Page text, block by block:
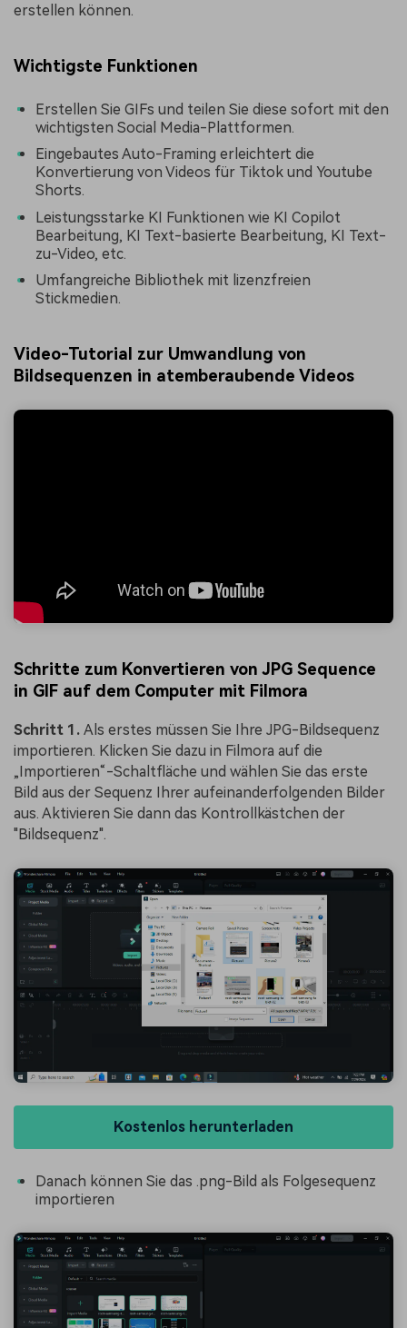
erstellen können.
Wichtigste Funktionen
Erstellen Sie GIFs und teilen Sie diese sofort mit den
wichtigsten Social Media-Plattformen.
Eingebautes Auto-Framing erleichtert die
Konvertierung von Videos für Tiktok und Youtube
Shorts.
Leistungsstarke KI Funktionen wie KI Copilot
Bearbeitung, KI Text-basierte Bearbeitung, KI Text-
zu-Video, etc.
Umfangreiche Bibliothek mit lizenzfreien
Stickmedien.
Video-Tutorial zur Umwandlung von
Bildsequenzen in atemberaubende Videos
Schritte zum Konvertieren von JPG Sequence
in GIF auf dem Computer mit Filmora
Schritt 1. Als erstes müssen Sie Ihre JPG-Bildsequenz
importieren. Klicken Sie dazu in Filmora auf die
„Importieren“-Schaltfläche und wählen Sie das erste
Bild aus der Sequenz Ihrer aufeinanderfolgenden Bilder
aus. Aktivieren Sie dann das Kontrollkästchen der
"Bildsequenz".
Kostenlos herunterladen
Danach können Sie das .png-Bild als Folgesequenz
importieren